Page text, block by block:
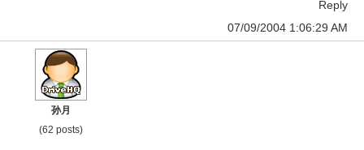
Reply
07/09/2004 1:06:29 AM
孙月
(62 posts)